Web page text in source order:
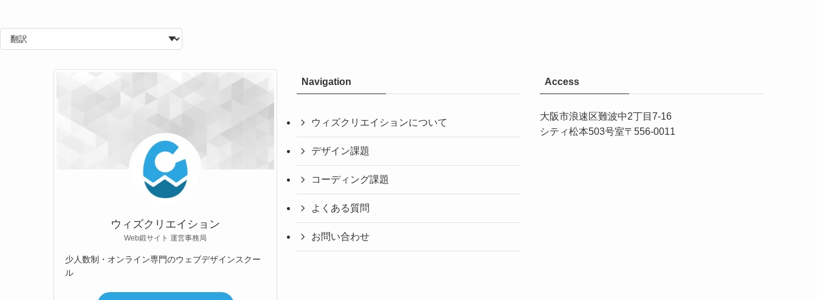
ウィズクリエイション
Web鍛サイト 運営事務局
少人数制・オンライン専門のウェブデザインスクー
ル
Navigation
ウィズクリエイションについて
デザイン課題
コーディング課題
よくある質問
お問い合わせ
Access
大阪市浪速区難波中2丁目7-16
シティ松本503号室〒 556-0011